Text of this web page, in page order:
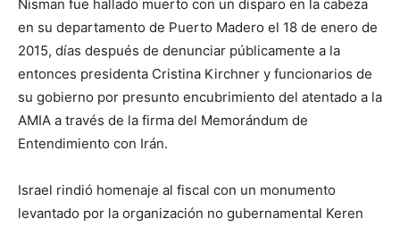
Nisman fue hallado muerto con un disparo en la cabeza
en su departamento de Puerto Madero el 18 de enero de
2015, días después de denunciar públicamente a la
entonces presidenta Cristina Kirchner y funcionarios de
su gobierno por presunto encubrimiento del atentado a la
AMIA a través de la firma del Memorándum de
Entendimiento con Irán.
Israel rindió homenaje al fiscal con un monumento
levantado por la organización no gubernamental Keren